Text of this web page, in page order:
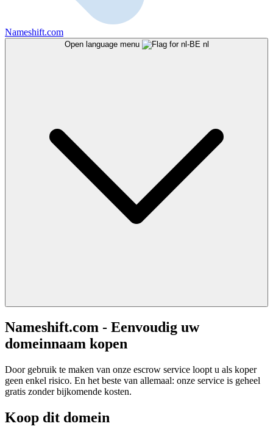
Nameshift.com
Open language menu nl
Nameshift.com - Eenvoudig uw
domeinnaam kopen
Door gebruik te maken van onze escrow service loopt u als koper
geen enkel risico. En het beste van allemaal: onze service is geheel
gratis zonder bijkomende kosten.
Koop dit domein